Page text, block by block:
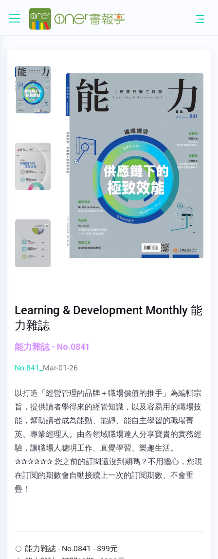
Learning & Development Monthly 能
力雜誌
能力雜誌 - No.0841
No.841_ Mar-01-26
以打造「經營管理的品牌＋職場價值的推手」為編輯宗
旨，提供讀者學得來的經管知識，以及容易用的職場技
能，幫助讀者成為能動、能靜、能自主學習的職場菁
英、專業經理人。由各領域職場達人分享寶貴的實務經
驗，讓職場人聰明工作、直覺學習、樂趣生活。
✰✰✰✰✰✰ 您之前的訂閱還沒到期嗎？不用擔心，您現
在訂閱的期數會自動接續上一次的訂閱期數、不會重
疊！
能力雜誌 - No.0841 - $99元